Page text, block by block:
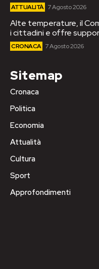
ATTUALITÀ 7 Agosto 2026
Alte temperature, il
i cittadini e offre
CRONACA 7 Agosto 2026
Sitemap
Cronaca
Politica
Economia
Attualità
Cultura
Sport
Approfondimenti